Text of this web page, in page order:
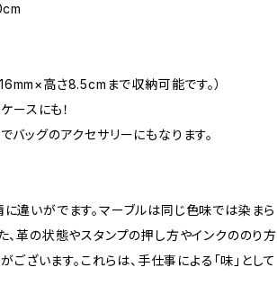
高さ8.5cmまで収納可能です。）
ースにも！
ッグのアクセサリーにもなります。
違いがでます。マーブルは同じ色味では染まら
革の状態やスタンプの押し方やインクののり方
います。これらは、手仕事による「味」として